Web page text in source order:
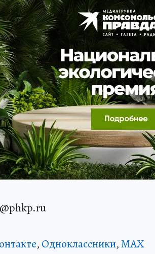
, Одноклассники,MAX